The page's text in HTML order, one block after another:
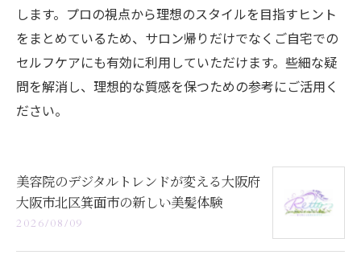
します。プロの視点から理想のスタイルを目指すヒント
をまとめているため、サロン帰りだけでなくご自宅での
セルフケアにも有効に利用していただけます。些細な疑
問を解消し、理想的な質感を保つための参考にご活用く
ださい。
美容院のデジタルトレンドが変える大阪府
大阪市北区箕面市の新しい美髪体験
2026/08/09